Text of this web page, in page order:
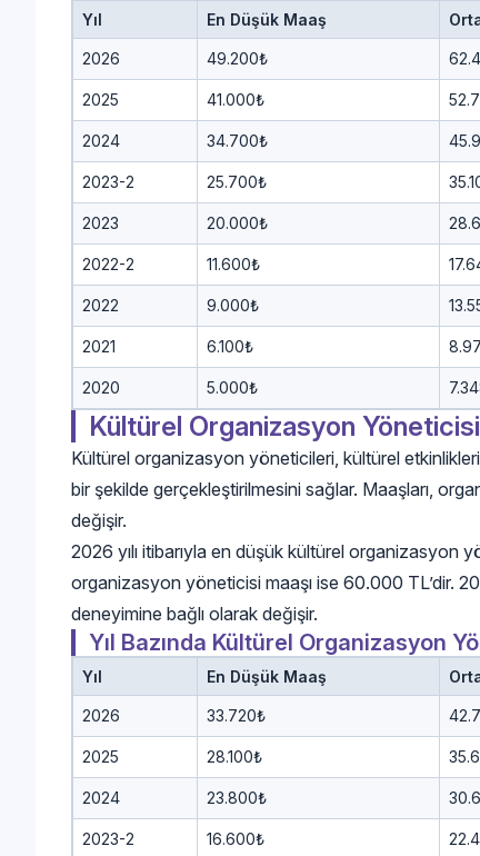
Yıl En Düşük Maaş
2026 49.200₺
2025 41.000₺
2024 34.700₺
2023-2 25.700₺
2023 20.000₺
2022-2 11.600₺
2022 9.000₺
2021 6.100₺
2020 5.000₺
Kültürel Organizasyon
Kültürel organizasyon yöneticileri, kültürel
bir şekilde gerçekleştirilmesini sağlar. Maaşları,
değişir.
2026 yılı itibarıyla en düşük kültürel organizasyon
organizasyon yöneticisi maaşı ise 60.000 TL’dir.
deneyimine bağlı olarak değişir.
Yıl Bazında Kültürel Organizasyon
Yıl En Düşük Maaş
2026 33.720₺
2025 28.100₺
2024 23.800₺
2023-2 16.600₺